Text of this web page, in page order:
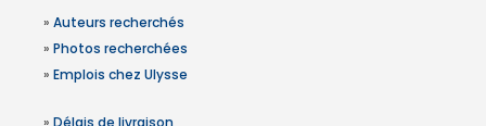
» Auteurs recherchés
» Photos recherchées
» Emplois chez Ulysse